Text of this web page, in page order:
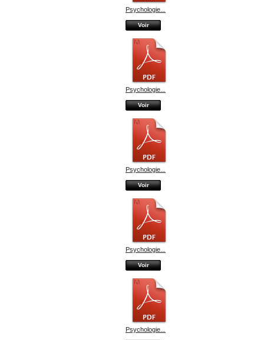
Psychologie...
Voir
Psychologie...
Voir
Psychologie...
Voir
Psychologie...
Voir
Psychologie...